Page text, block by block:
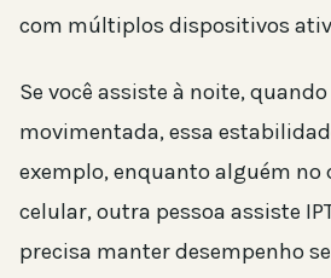
com múltiplos dispositivos
Se você assiste à noite,
movimentada, essa
exemplo, enquanto alguém no
celular, outra pessoa assiste
precisa manter desempenho